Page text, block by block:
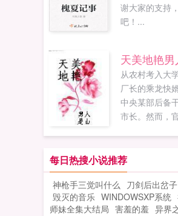
谢大家的支持
吧！...
天美地艳男
从农村考入大
厂长的乘龙快
中央某部后备
市长。然而，
轻恋爱时与恋
赶下台，多亏
加跨国合资公
而，仕途一旦
于庾明联合地
每日热搜小说推荐
神枪手三觉叫什么 刀剑后出岔
毁灭的音乐 WINDOWSXP系统
师妹全集大结局 害羞的羞 异界